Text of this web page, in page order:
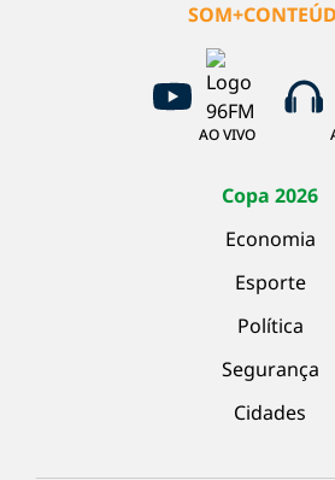
AO VIVO
Copa 2026
Economia
Esporte
Política
Segurança
Cidades